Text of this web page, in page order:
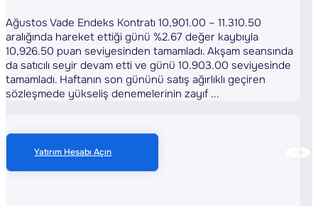
Ağustos Vade Endeks Kontratı 10,901.00 – 11.310.50
aralığında hareket ettiği günü %2.67 değer kaybıyla
10,926.50 puan seviyesinden tamamladı. Akşam seansında
da satıcılı seyir devam etti ve günü 10.903.00 seviyesinde
tamamladı. Haftanın son gününü satış ağırlıklı geçiren
sözleşmede yükseliş denemelerinin zayıf ...
Yatırım Hesabı Açın